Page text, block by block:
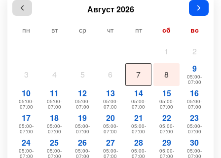
Август 2026
пн вт ср чт пт сб вс
1 2
3 4 5 6 7 8
9
05:00-
07:00
10
05:00-
07:00
11
05:00-
07:00
12
05:00-
07:00
13
05:00-
07:00
14
05:00-
07:00
15
05:00-
07:00
16
05:00-
07:00
17
05:00-
07:00
18
05:00-
07:00
19
05:00-
07:00
20
05:00-
07:00
21
05:00-
07:00
22
05:00-
07:00
23
05:00-
07:00
24
05:00-
07:00
25
05:00-
07:00
26
05:00-
07:00
27
05:00-
07:00
28
05:00-
07:00
29
05:00-
07:00
30
05:00-
07:00